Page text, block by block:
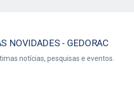
GEDORAC
notícias, pesquisas e eventos.